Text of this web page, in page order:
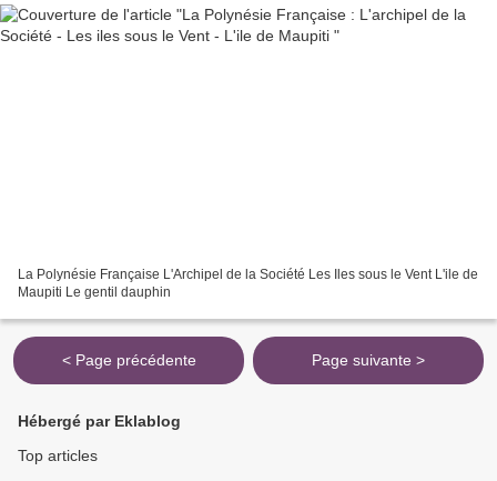
La Polynésie Française L'Archipel de la Société Les Iles sous le Vent L'ile de
Maupiti Le gentil dauphin
< Page précédente Page suivante >
Hébergé par Eklablog
Top articles